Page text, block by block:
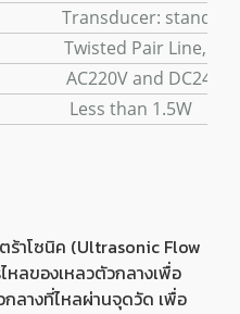
is IP65,
standard
and DC24V
than 1.5W
ร้าโซนิค (Ultrasonic Flow
หลของเหลวตัวกลางเพื่อ
ลางที่ไหลผ่านจุดวัด เพื่อ